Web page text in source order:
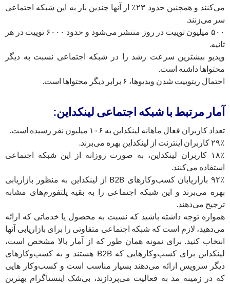
می‌کنند و همچنین حدود ۲۳٪ از آنها چندین بار به این شبکه اجتماعی
سر می‌زنند.
۵۰۰ میلیون توییت در روز منتشر می‌شود و حدود ۶۰۰۰ توییت در هر
ثانیه.
ویدیو بیشترین سرعت رشد را در شبکه اجتماعی نسبت به دیگر
محتواها داشته است.
احتمال ریتوییت شدن ویدیوها، ۶ برابر دیگر محتواها است.
آمار مرتبط با شبکه اجتماعی لینکداین:
تعداد کاربران فعال ماهانه لینکداین به ۱۰۶ میلیون نفر رسیده است.
۲۹٪ کاربران اینترنت از لینکداین بهره می‌برند.
۱۸٪ کاربران لینکداین، به صورت روزانه از این شبکه اجتماعی
استفاده می‌کنند.
۹۲٪ بازاریابان کسب‌وکارهای B2B از لینکداین به منظور بازاریابی
بهره می‌برند و این شبکه اجتماعی را به بقیه پلتفورم‌های مشابه
ترجیح می‌دهند.
همواره توجه داشته باشید که نسبت به محصول یا خدماتی که ارائه
می‌دهید، لازم است که شبکه اجتماعی متفاوتی را برای بازاریابی آنها
انتخاب کنید. برای نمونه همان طور که از آمار بالا مشخص است،
لینکداین برای کسب‌وکارهایی که B2B هستند و به کسب‌وکارهای
دیگر سرویس ارائه می‌دهند بسیار مناسب است و کسب‌‌وکار هایی
که در زمینه مد به فعالیت می‌پردازند، بی‌شک اینستاگرام بهترین